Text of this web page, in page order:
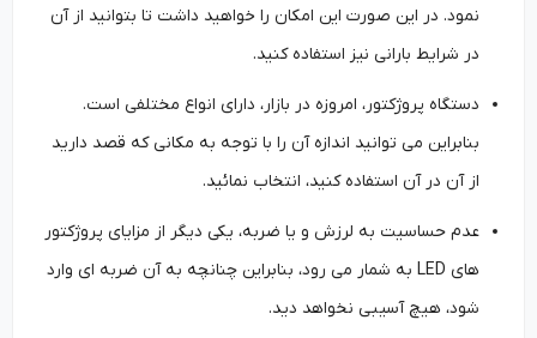
نمود. در این صورت این امکان را خواهید داشت تا بتوانید از آن
در شرایط بارانی نیز استفاده کنید.
دستگاه پروژکتور، امروزه در بازار، دارای انواع مختلفی است.
بنابراین می توانید اندازه آن را با توجه به مکانی که قصد دارید
از آن در آن استفاده کنید، انتخاب نمائید.
عدم حساسیت به لرزش و یا ضربه، یکی دیگر از مزایای پروژکتور
های LED به شمار می رود، بنابراین چنانچه به آن ضربه ای وارد
شود، هیچ آسیبی نخواهد دید.